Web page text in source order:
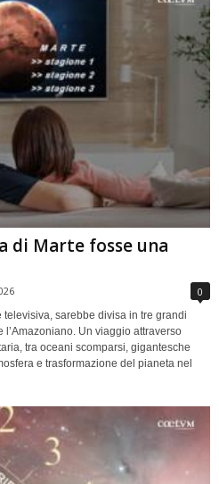
di Marte fosse una
0
sarebbe divisa in tre grandi
Un viaggio attraverso
tra oceani scomparsi, gigantesche
e trasformazione del pianeta nel